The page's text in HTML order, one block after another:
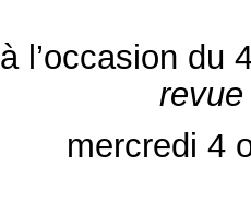
à l’occasion du
mercredi 4